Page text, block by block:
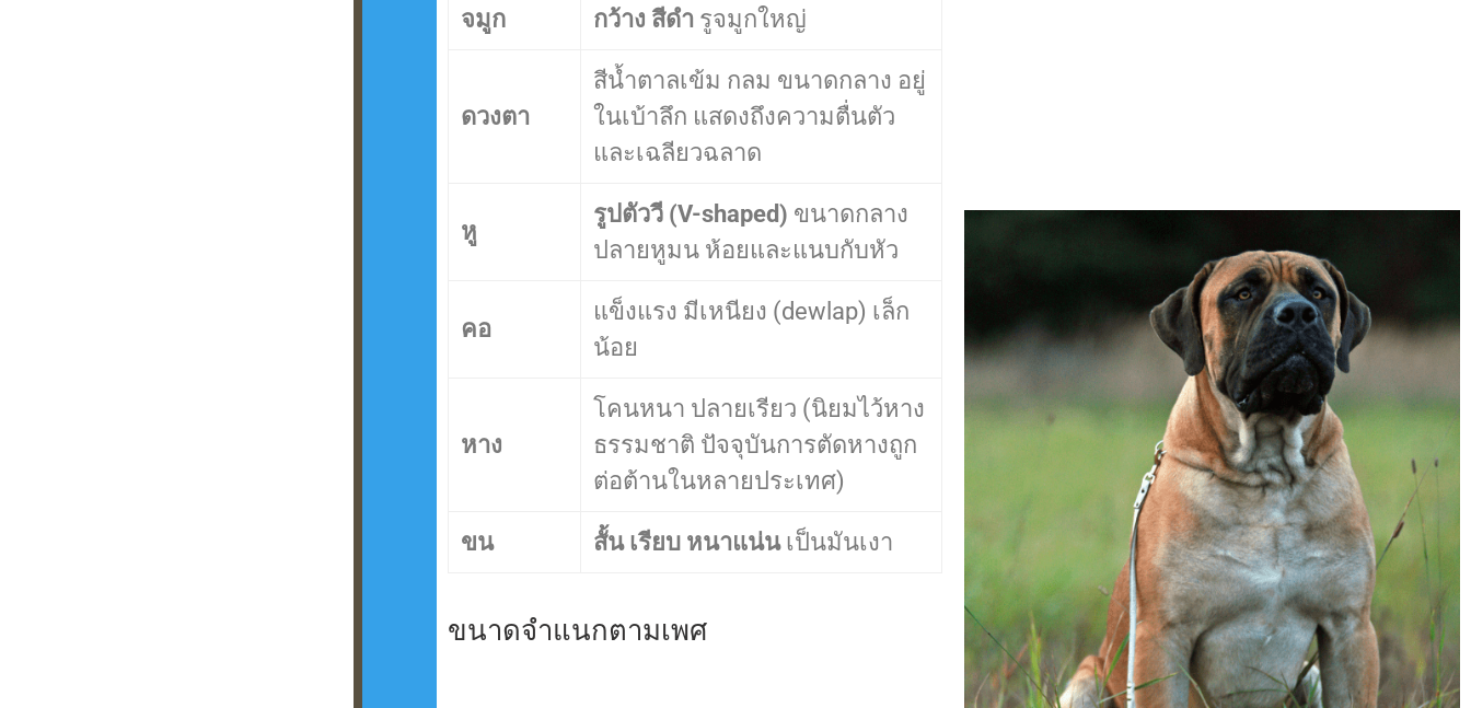
จมูก กว้าง สีดำ รูจมูกใหญ่
ดวงตา
สีน้ำตาลเข้ม กลม ขนาดกลาง อยู่
ในเบ้าลึก แสดงถึงความตื่นตัว
และเฉลียวฉลาด
หู
รูปตัววี (V-shaped) ขนาดกลาง
ปลายหูมน ห้อยและแนบกับหัว
คอ
แข็งแรง มีเหนียง (dewlap) เล็ก
น้อย
หาง
โคนหนา ปลายเรียว (นิยมไว้หาง
ธรรมชาติ ปัจจุบันการตัดหางถูก
ต่อต้านในหลายประเทศ)
ขน สั้น เรียบ หนาแน่นเป็นมันเงา
ขนาดจำแนกตามเพศ